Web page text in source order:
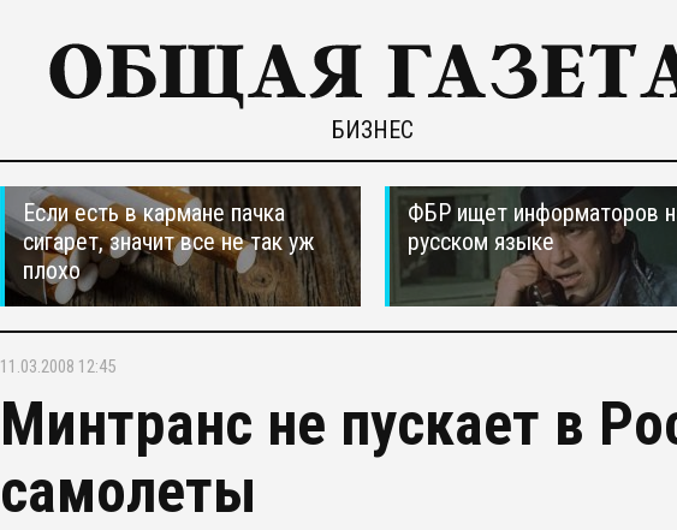
БИЗНЕС
Если есть в кармане пачка
сигарет, значит все не так уж
плохо
ФБР ищет информаторов
русском языке
11.03.2008 12:45
Минтранс не пускает в
самолеты